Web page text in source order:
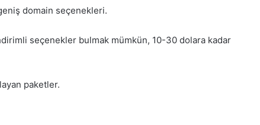
domain seçenekleri.
seçenekler bulmak mümkün, 10-30 dolara kadar
paketler.